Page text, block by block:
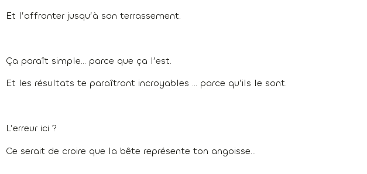
Et l’affronter jusqu’à son terrassement.
Ça paraît simple… parce que ça l’est.
Et les résultats te paraîtront incroyables … parce qu’ils le sont.
L’erreur ici ?
Ce serait de croire que la bête représente ton angoisse…